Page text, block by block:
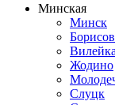
Минская
Минск
Борисов
Вилейка
Жодино
Слуцк